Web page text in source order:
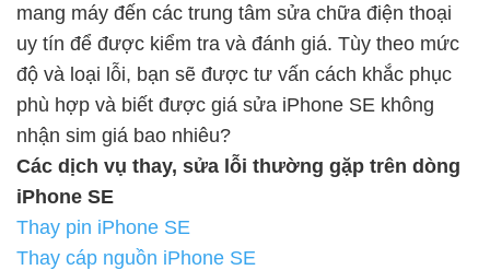
mang máy đến các trung tâm sửa chữa điện thoại
uy tín để được kiểm tra và đánh giá. Tùy theo mức
độ và loại lỗi, bạn sẽ được tư vấn cách khắc phục
phù hợp và biết được giá sửa iPhone SE không
nhận sim giá bao nhiêu?
Các dịch vụ thay, sửa lỗi thường gặp trên dòng
iPhone SE
Thay pin iPhone SE
Thay cáp nguồn iPhone SE